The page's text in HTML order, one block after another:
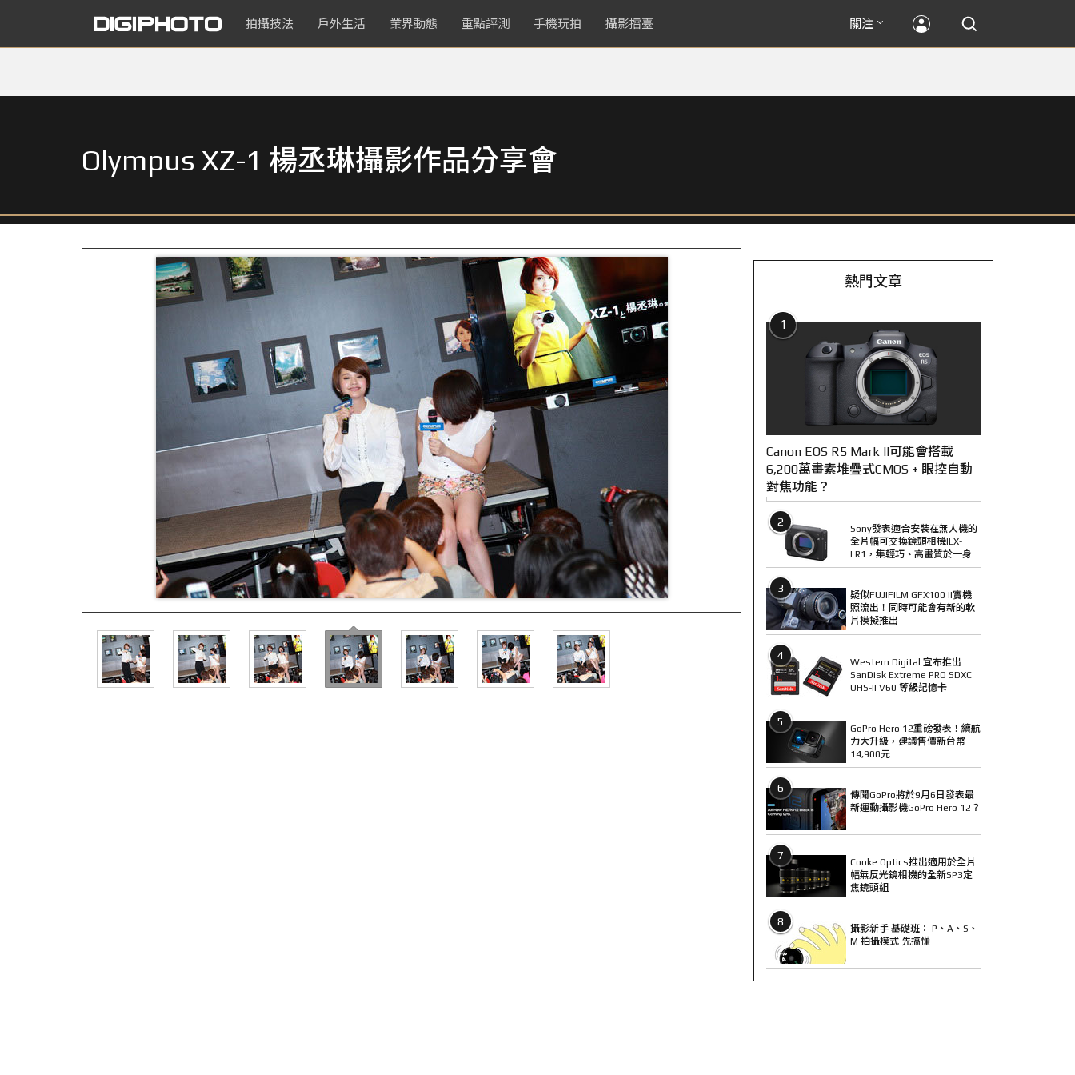
拍攝技法 戶外生活 業界動態 重點評測 手機玩拍 攝影擂臺 關注
Olympus XZ-1 楊丞琳攝影作品分享會
熱門文章
1
Canon EOS R5 Mark II可能會搭載
6,200萬畫素堆疊式CMOS + 眼控自動
對焦功能？
2
Sony發表適合安裝在無人機的
全片幅可交換鏡頭相機ILX-
LR1，集輕巧、高畫質於一身
3
疑似FUJIFILM GFX100 II實機
照流出！同時可能會有新的軟
片模擬推出
4
Western Digital 宣布推出
SanDisk Extreme PRO SDXC
UHS-II V60 等級記憶卡
5
GoPro Hero 12重磅發表！續航
力大升級，建議售價新台幣
14,900元
6
傳聞GoPro將於9月6日發表最
新運動攝影機GoPro Hero 12？
7
Cooke Optics推出適用於全片
幅無反光鏡相機的全新SP3定
焦鏡頭組
8
攝影新手 基礎班： P、A、S、
M 拍攝模式 先搞懂